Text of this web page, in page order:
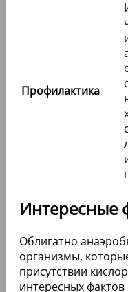
Профилактика
Интересные
Облигатно
организмы,
присутствии
интересных фактов